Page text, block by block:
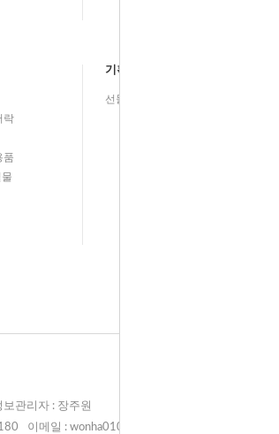
락
품
기획전
선물기획전
보관리자 : 장주원
이메일 : wonha0108@naver.com